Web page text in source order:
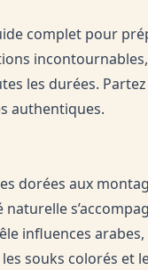
complet pour
les durées. Partez
authentiques.
dorées aux
influences
souks colorés et